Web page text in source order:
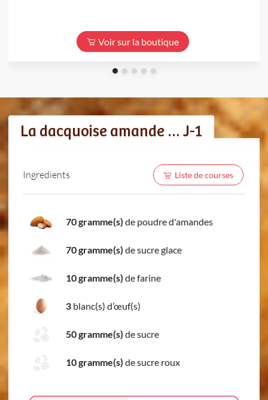
Voir sur la boutique
La dacquoise amande … J-1
Ingredients Liste de courses
70 gramme(s) de poudre d'amandes
70 gramme(s) de sucre glace
10 gramme(s) de farine
3 blanc(s) d’œuf(s)
50 gramme(s) de sucre
10 gramme(s) de sucre roux